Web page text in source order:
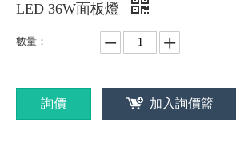
LED 36W面板燈
數量：
詢價 加入詢價籃